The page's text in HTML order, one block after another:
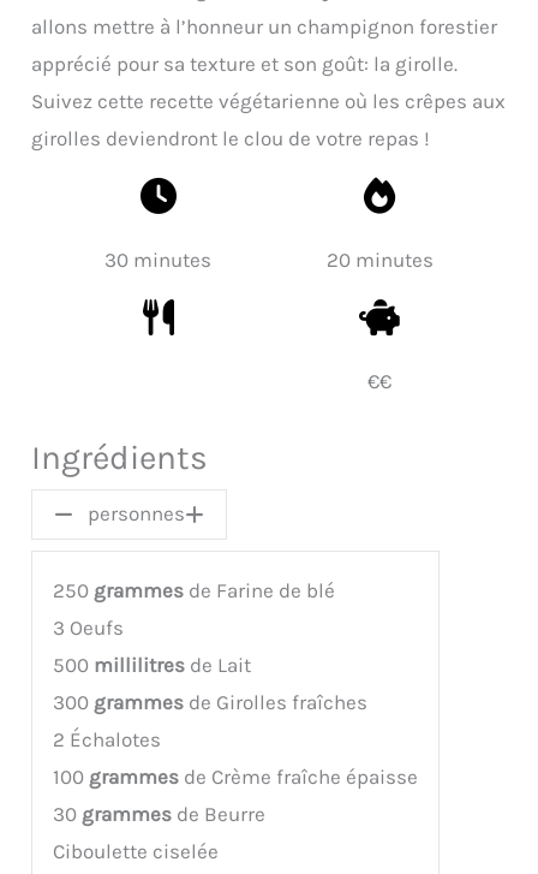
allons mettre à l’honneur un champignon forestier
apprécié pour sa texture et son goût: la girolle.
Suivez cette recette végétarienne où les crêpes aux
girolles deviendront le clou de votre repas !
30 minutes 20 minutes
€€
Ingrédients
personnes
250 grammes de Farine de blé
3 Oeufs
500 millilitres de Lait
300 grammes de Girolles fraîches
2 Échalotes
100 grammes de Crème fraîche épaisse
30 grammes de Beurre
Ciboulette ciselée